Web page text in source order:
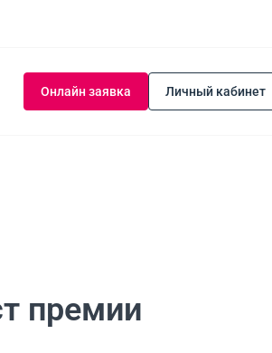
Онлайн заявка Личный кабинет
премии